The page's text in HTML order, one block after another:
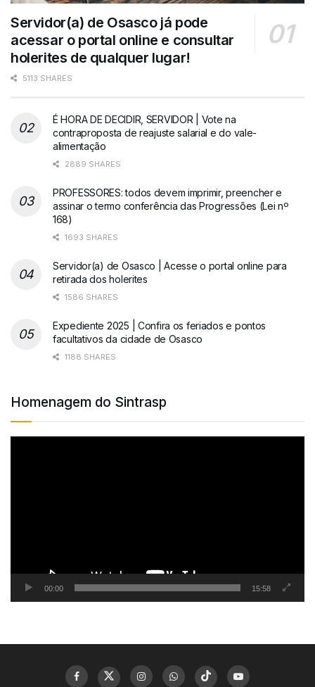
Servidor(a) de Osasco já pode
acessar o portal online e consultar
holerites de qualquer lugar!
5113 SHARES
É HORA DE DECIDIR, SERVIDOR | Vote na
contraproposta de reajuste salarial e do vale-
alimentação
2889 SHARES
PROFESSORES: todos devem imprimir, preencher e
assinar o termo conferência das Progressões (Lei nº
168)
1693 SHARES
Servidor(a) de Osasco | Acesse o portal online para
retirada dos holerites
1586 SHARES
Expediente 2025 | Confira os feriados e pontos
facultativos da cidade de Osasco
1188 SHARES
Homenagem do Sintrasp
00:00 15:58